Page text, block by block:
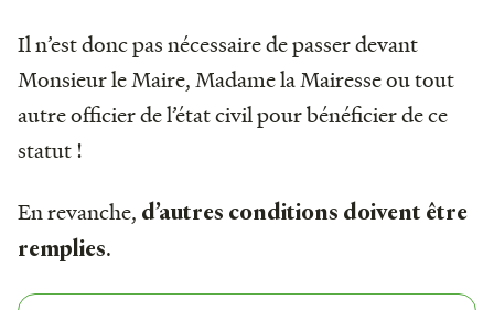
Il n’est donc pas nécessaire de passer devant
Monsieur le Maire, Madame la Mairesse ou tout
autre officier de l’état civil pour bénéficier de ce
statut !
En revanche, d’autres conditions doivent être
remplies.